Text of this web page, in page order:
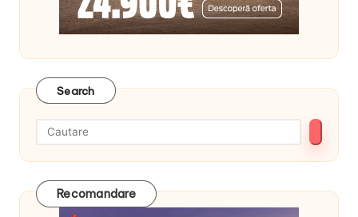
Search
Recomandare